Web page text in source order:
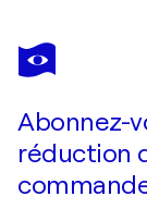
MICHAEL ESCOTT
Blooming water
Abonnez-
réduction